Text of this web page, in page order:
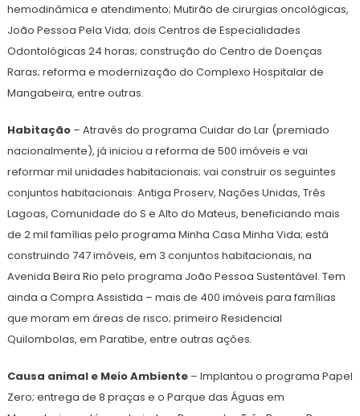
hemodinâmica e atendimento; Mutirão de cirurgias oncológicas,
João Pessoa Pela Vida; dois Centros de Especialidades
Odontológicas 24 horas; construção do Centro de Doenças
Raras; reforma e modernização do Complexo Hospitalar de
Mangabeira, entre outras.
Habitação – Através do programa Cuidar do Lar (premiado
nacionalmente), já iniciou a reforma de 500 imóveis e vai
reformar mil unidades habitacionais; vai construir os seguintes
conjuntos habitacionais: Antiga Proserv, Nações Unidas, Três
Lagoas, Comunidade do S e Alto do Mateus, beneficiando mais
de 2 mil famílias pelo programa Minha Casa Minha Vida; está
construindo 747 imóveis, em 3 conjuntos habitacionais, na
Avenida Beira Rio pelo programa João Pessoa Sustentável. Tem
ainda a Compra Assistida – mais de 400 imóveis para famílias
que moram em áreas de risco; primeiro Residencial
Quilombolas, em Paratibe, entre outras ações.
Causa animal e Meio Ambiente– Implantou o programa Papel
Zero; entrega de 8 praças e o Parque das Águas em